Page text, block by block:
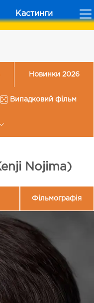
Кастинги
Новинки 2026
Випадковий фільм
Nojima)
Фільмографія